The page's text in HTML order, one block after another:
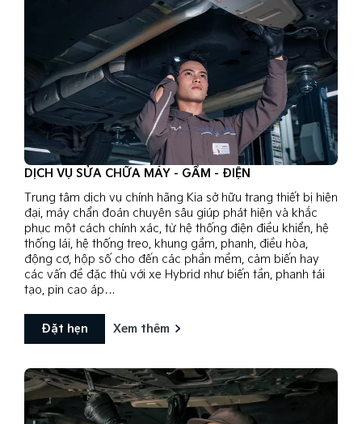
DỊCH VỤ SỬA CHỮA MÁY - GẦM - ĐIỆN
Trung tâm dịch vụ chính hãng Kia sở hữu trang thiết bị hiện
đại, máy chẩn đoán chuyên sâu giúp phát hiện và khắc
phục một cách chính xác, từ hệ thống điện điều khiển, hệ
thống lái, hệ thống treo, khung gầm, phanh, điều hòa,
động cơ, hộp số cho đến các phần mềm, cảm biến hay
các vấn đề đặc thù với xe Hybrid như biến tần, phanh tái
tạo, pin cao áp…
Đặt hẹn Xem thêm